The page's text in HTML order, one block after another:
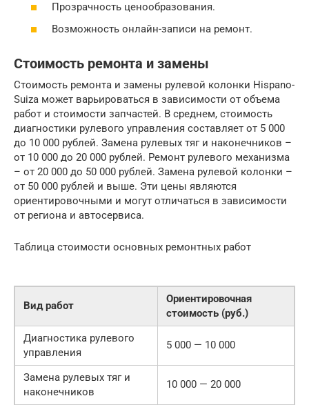
Прозрачность ценообразования.
Возможность онлайн-записи на ремонт.
Стоимость ремонта и замены
Стоимость ремонта и замены рулевой колонки Hispano-
Suiza может варьироваться в зависимости от объема
работ и стоимости запчастей. В среднем, стоимость
диагностики рулевого управления составляет от 5 000
до 10 000 рублей. Замена рулевых тяг и наконечников –
от 10 000 до 20 000 рублей. Ремонт рулевого механизма
– от 20 000 до 50 000 рублей. Замена рулевой колонки –
от 50 000 рублей и выше. Эти цены являются
ориентировочными и могут отличаться в зависимости
от региона и автосервиса.
Таблица стоимости основных ремонтных работ
Вид работ
Ориентировочная
стоимость (руб.)
Диагностика рулевого
управления
5 000 — 10 000
Замена рулевых тяг и
наконечников
10 000 — 20 000